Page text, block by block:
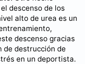
descenso de los
alto de urea es un
descenso gracias
de destrucción de
en un deportista.